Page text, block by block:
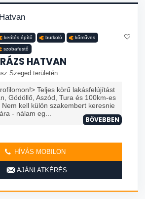
kerítés építő burkoló kőműves
szobafestő
HATVAN
Szeged területén
Teljes körű lakásfelújítást
Gödöllő, Aszód, Tura és 100km-es
kell külön szakembert keresnie
- nálam eg...
BŐVEBBEN
HÍVÁS MOBILON
AJÁNLATKÉRÉS